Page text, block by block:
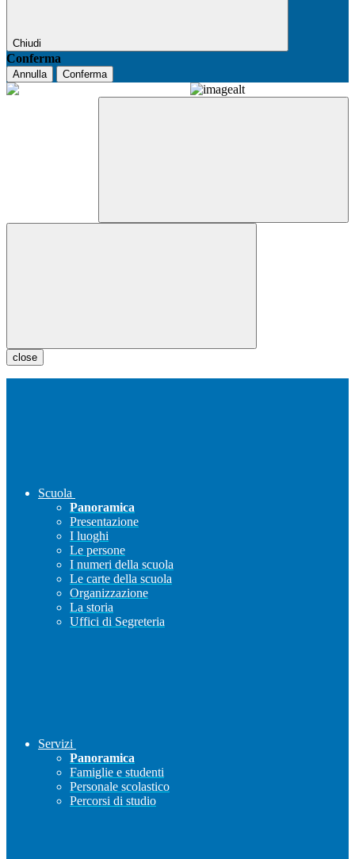
Chiudi
Conferma
Annulla Conferma
close
Scuola
Panoramica
Presentazione
I luoghi
Le persone
I numeri della scuola
Le carte della scuola
Organizzazione
La storia
Uffici di Segreteria
Servizi
Panoramica
Famiglie e studenti
Personale scolastico
Percorsi di studio